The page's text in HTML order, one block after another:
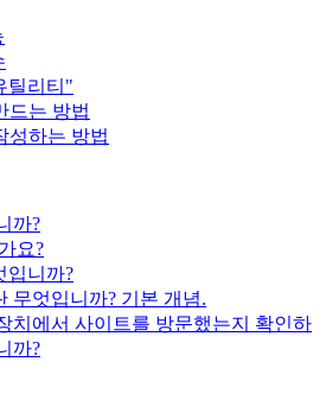
틸리티"
드는 방법
성하는 방법
까?
요?
입니까?
무엇입니까? 기본 개념.
치에서 사이트를 방문했는지 확인하
까?